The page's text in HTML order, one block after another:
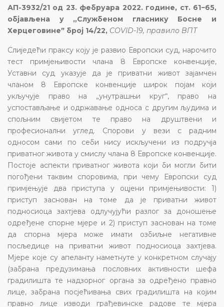
АП-3932/21 од 23. фебруара 2022. године, ст. 61−65,
објављена у „Службеном гласнику Босне и
Херцеговинеˮ број 14/22, COVID-19, правило ВПТ
Слиједећи праксу коју је развио Европски суд, нарочито
тест примјењивости члана 8 Европске конвенције,
Уставни суд указује да је приватни живот зајамчен
чланом 8 Европске конвенције широк појам који
укључује право на „унутрашњи круг“, право на
успостављање и одржавање односа с другим људима и
спољним свијетом те право на друштвени и
професионални углед. Спорови у вези с радним
односом сами по себи нису искључени из подручја
приватног живота у смислу члана 8 Европске конвенције.
Постоје аспекти приватног живота који би могли бити
погођени таквим споровима, при чему Европски суд
примјењује два приступа у оцјени примјењивости: 1)
приступ заснован на томе да је приватни живот
подносиоца захтјева одлучујући разлог за доношење
одређене спорне мјере и 2) приступ заснован на томе
да спорна мјера може имати озбиљне негативне
посљедице на приватни живот подносиоца захтјева.
Мјере које су апеланту наметнуте у конкретном случају
(забрана предузимања пословних активности шефа
градилишта те надзорног органа за одређено правно
лице, забрана посјећивања свих градилишта на којим
правно лице изводи грађевинске радове те мјера